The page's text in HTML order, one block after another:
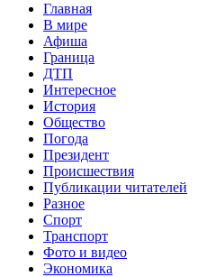
Главная
В мире
Афиша
Граница
ДТП
Интересное
История
Общество
Погода
Президент
Происшествия
Публикации читателей
Разное
Спорт
Транспорт
Фото и видео
Экономика